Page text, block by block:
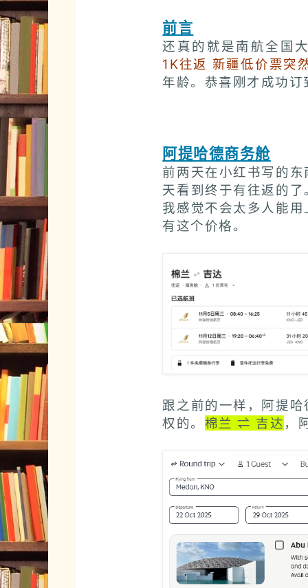
前言
还真的就是南航全国
1K往返 新疆低价票突
年龄。恭喜刚才成功
阿提哈德商务舱
前两天在小红书写的
天看到终于有往返的
我感觉不会太多人能
有这个价格。
跟之前的一样，阿提
权的。 棉兰 ⇌ 吉达 ，